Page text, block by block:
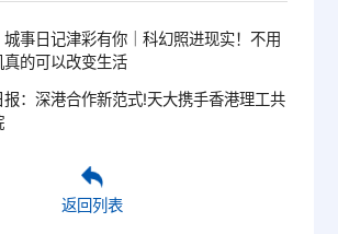
城事日记津彩有你｜科幻照进现实！不用
的可以改变生活
报：深港合作新范式!天大携手香港理工共
返回列表